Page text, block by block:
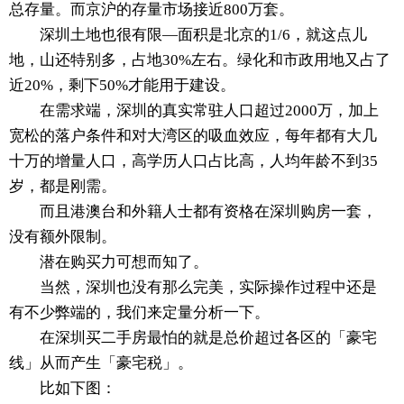
总存量。而京沪的存量市场接近800万套。
深圳土地也很有限—面积是北京的1/6，就这点儿
地，山还特别多，占地30%左右。绿化和市政用地又占了
近20%，剩下50%才能用于建设。
在需求端，深圳的真实常驻人口超过2000万，加上
宽松的落户条件和对大湾区的吸血效应，每年都有大几
十万的增量人口，高学历人口占比高，人均年龄不到35
岁，都是刚需。
而且港澳台和外籍人士都有资格在深圳购房一套，
没有额外限制。
潜在购买力可想而知了。
当然，深圳也没有那么完美，实际操作过程中还是
有不少弊端的，我们来定量分析一下。
在深圳买二手房最怕的就是总价超过各区的「豪宅
线」从而产生「豪宅税」。
比如下图：